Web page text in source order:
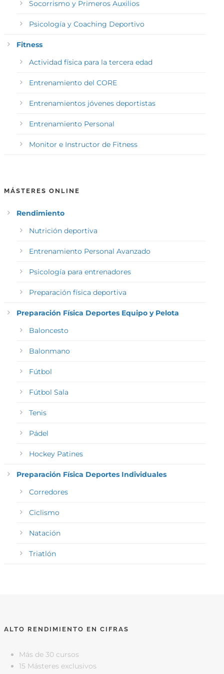
Socorrismo y Primeros Auxilios
Psicología y Coaching Deportivo
Fitness
Actividad física para la tercera edad
Entrenamiento del CORE
Entrenamientos jóvenes deportistas
Entrenamiento Personal
Monitor e Instructor de Fitness
MÁSTERES ONLINE
Rendimiento
Nutrición deportiva
Entrenamiento Personal Avanzado
Psicología para entrenadores
Preparación física deportiva
Preparación Física Deportes Equipo y Pelota
Baloncesto
Balonmano
Fútbol
Fútbol Sala
Tenis
Pádel
Hockey Patines
Preparación Física Deportes Individuales
Corredores
Ciclismo
Natación
Triatlón
ALTO RENDIMIENTO EN CIFRAS
Más de 30 cursos
15 Másteres exclusivos